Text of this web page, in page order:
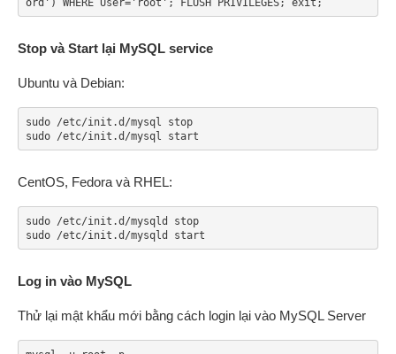
Stop và Start lại MySQL service
Ubuntu và Debian:
sudo /etc/init.d/mysql stop
sudo /etc/init.d/mysql start
CentOS, Fedora và RHEL:
sudo /etc/init.d/mysqld stop
sudo /etc/init.d/mysqld start
Log in vào MySQL
Thử lại mật khẩu mới bằng cách login lại vào MySQL Server